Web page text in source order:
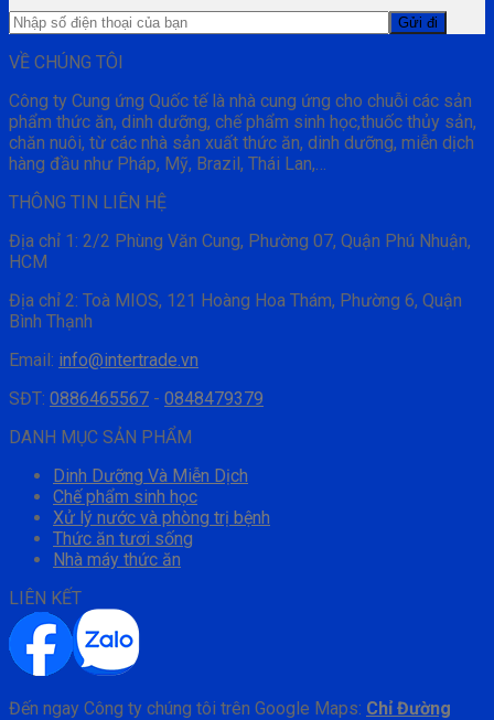
VỀ CHÚNG TÔI
Công ty Cung ứng Quốc tế là nhà cung ứng cho chuỗi các sản
phẩm thức ăn, dinh dưỡng, chế phẩm sinh học,thuốc thủy sản,
chăn nuôi, từ các nhà sản xuất thức ăn, dinh dưỡng, miễn dịch
hàng đầu như Pháp, Mỹ, Brazil, Thái Lan,…
THÔNG TIN LIÊN HỆ
Địa chỉ 1: 2/2 Phùng Văn Cung, Phường 07, Quận Phú Nhuận,
HCM
Địa chỉ 2: Toà MIOS, 121 Hoàng Hoa Thám, Phường 6, Quận
Bình Thạnh
Email: info@intertrade.vn
SĐT: 0886465567 - 0848479379
DANH MỤC SẢN PHẨM
Dinh Dưỡng Và Miễn Dịch
Chế phẩm sinh học
Xử lý nước và phòng trị bệnh
Thức ăn tươi sống
Nhà máy thức ăn
LIÊN KẾT
Đến ngay Công ty chúng tôi trên Google Maps: Chỉ Đường